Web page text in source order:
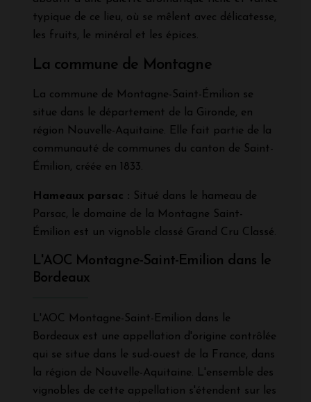
typique de ce lieu, où se mêlent avec délicatesse,
les fruits, le minéral et les épices.
La commune de Montagne
La commune de Montagne-Saint-Émilion se
situe dans le département de la Gironde, en
région Nouvelle-Aquitaine. Elle fait partie de la
communauté de communes du canton de Saint-
Émilion, créée en 1833.
Hameaux parsac : Situé dans le hameau de
Parsac, le domaine de la Montagne Saint-
Émilion est un vignoble classé Grand Cru Classé.
L'AOC Montagne-Saint-Emilion dans le
Bordeaux
L'AOC Montagne-Saint-Emilion dans le
Bordeaux est une appellation d'origine contrôlée
qui se situe dans le sud-ouest de la France, dans
la région de Nouvelle-Aquitaine. L'ensemble des
vignobles de cette appellation s'étendent sur les